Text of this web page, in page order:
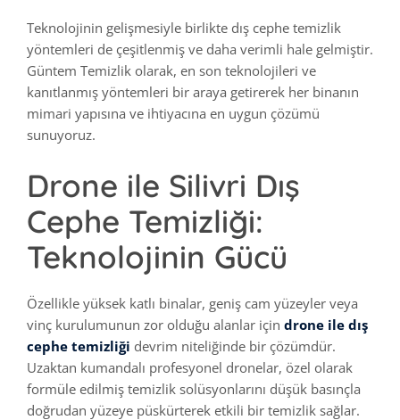
Teknolojinin gelişmesiyle birlikte dış cephe temizlik
yöntemleri de çeşitlenmiş ve daha verimli hale gelmiştir.
Güntem Temizlik olarak, en son teknolojileri ve
kanıtlanmış yöntemleri bir araya getirerek her binanın
mimari yapısına ve ihtiyacına en uygun çözümü
sunuyoruz.
Drone ile Silivri Dış
Cephe Temizliği:
Teknolojinin Gücü
Özellikle yüksek katlı binalar, geniş cam yüzeyler veya
vinç kurulumunun zor olduğu alanlar için drone ile dış
cephe temizliği devrim niteliğinde bir çözümdür.
Uzaktan kumandalı profesyonel dronelar, özel olarak
formüle edilmiş temizlik solüsyonlarını düşük basınçla
doğrudan yüzeye püskürterek etkili bir temizlik sağlar.